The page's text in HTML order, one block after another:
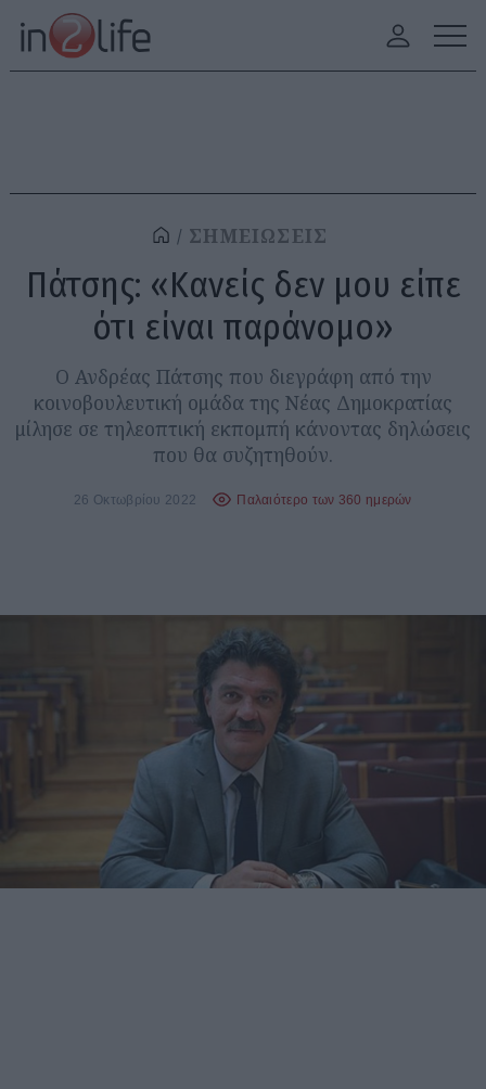
ΣΗΜΕΙΩΣΕΙΣ
Πάτσης: «Κανείς δεν μου είπε
ότι είναι παράνομο»
Ο Ανδρέας Πάτσης που διεγράφη από την
κοινοβουλευτική ομάδα της Νέας Δημοκρατίας
μίλησε σε τηλεοπτική εκπομπή κάνοντας δηλώσεις
που θα συζητηθούν.
26 Οκτωβρίου 2022 Παλαιότερο των 360 ημερών